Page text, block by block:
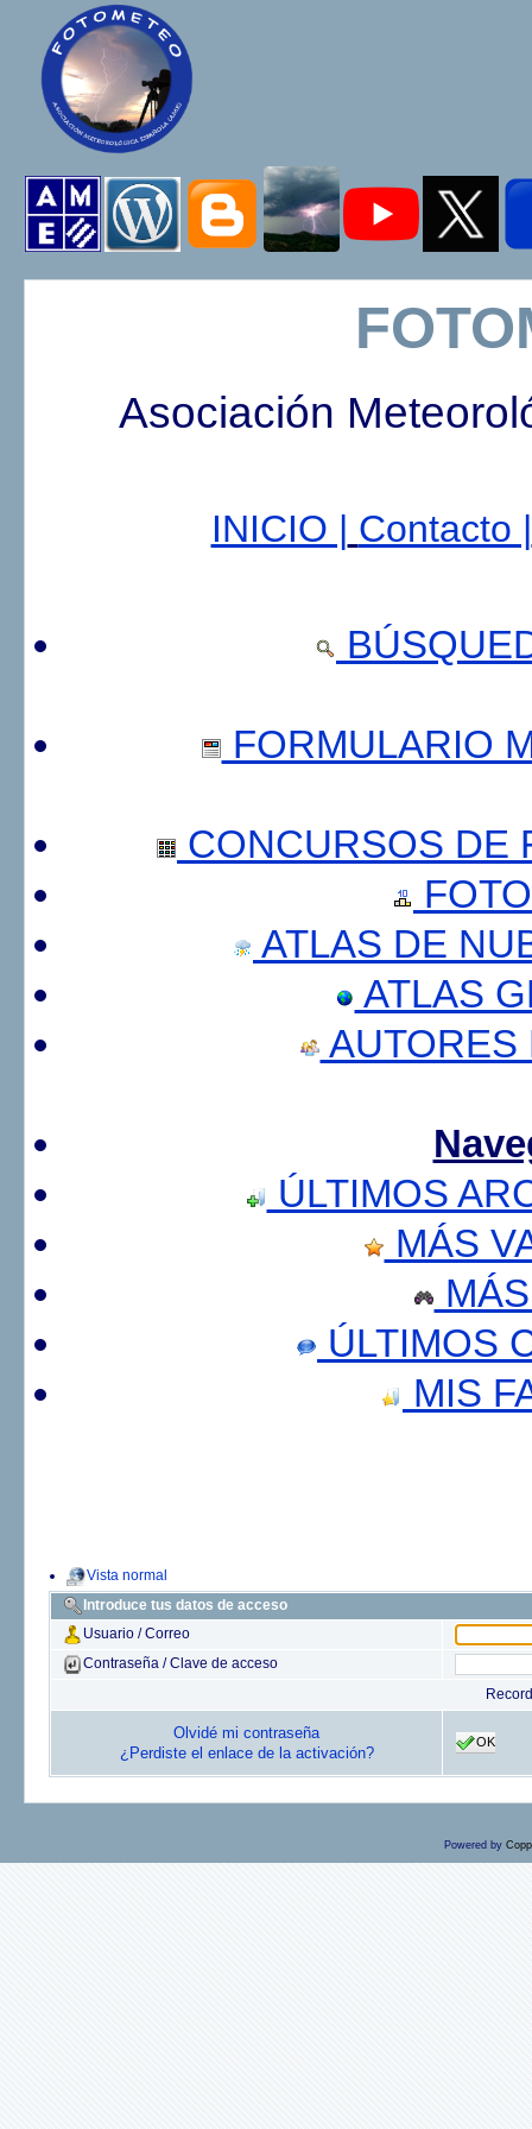
Asociación
INICIO | Contacto |
FORMULARIO
CONCURSOS DE
ATLAS DE
ATLAS
AUTORES
ÚLTIMOS
MÁS
ÚLTIMOS
MIS
Vista normal
Introduce tus datos de acceso
Usuario / Correo
Contraseña / Clave de acceso
Olvidé mi contraseña
¿Perdiste el enlace de la activación?
OK
Powered by